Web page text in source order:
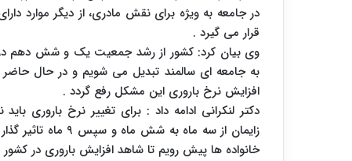
در جامعه به ویژه برای نقش مادری، از دیگر موارد
قرار می گیرد .
به جامعه ای سالمند تبدیل می شویم و در حال
افزایش نرخ باروری این مشکل رفع گردد .
دکتر لنکرانی ادامه داد : برای تغییر نرخ باروری
زایمان از سه
خانواده ها پیش رویم تا شاهد افزایش باروری در کشور